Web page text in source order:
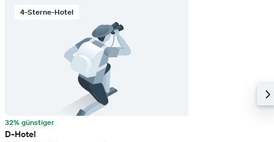
4-Sterne-Hotel
32% günstiger
D-Hotel